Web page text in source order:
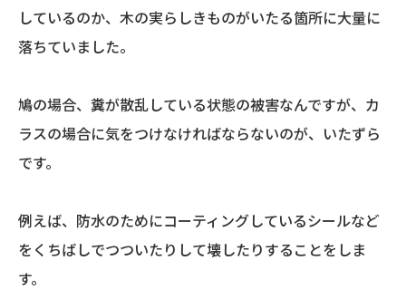
しているのか、木の実らしきものがいたる箇所に大量に
落ちていました。
鳩の場合、糞が散乱している状態の被害なんですが、カ
ラスの場合に気をつけなければならないのが、いたずら
です。
例えば、防水のためにコーティングしているシールなど
をくちばしでつついたりして壊したりすることをしま
す。